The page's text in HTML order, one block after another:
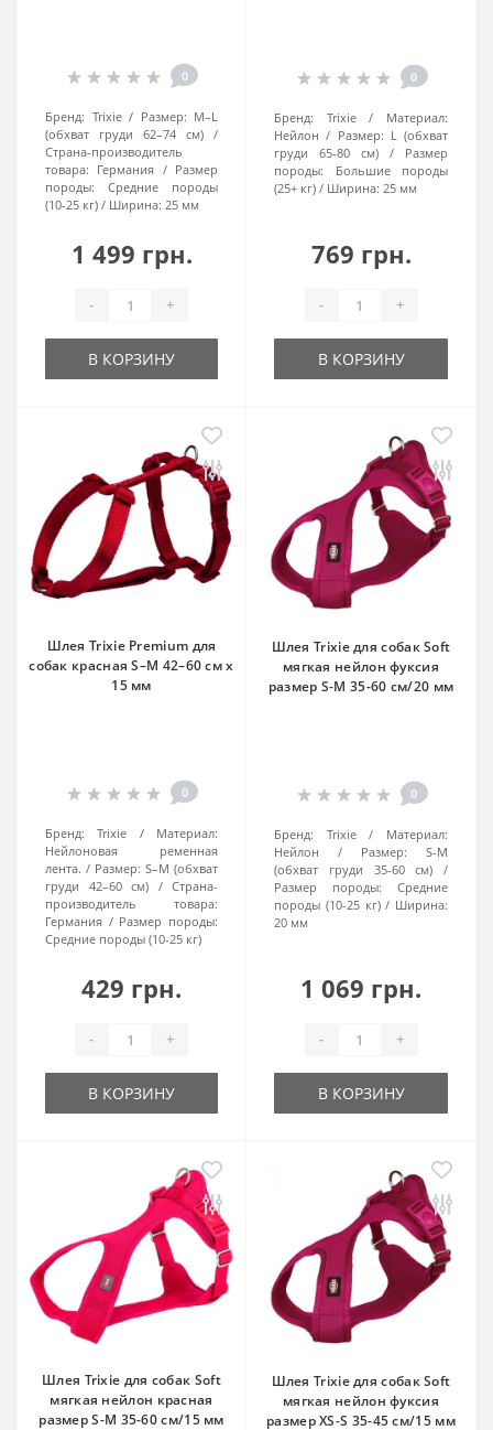
0
Бренд: Trixie Размер: M–L
(обхват груди 62–74 см)
Страна-производитель
товара: Германия
Размер
породы:
Средние породы
(10-25 кг)
Ширина: 25 мм
1 499 грн.
- +
В КОРЗИНУ
0
Бренд: Trixie
Материал:
Нейлон
Размер: L (обхват
груди 65-80 см)
Размер
породы:
Большие породы
(25+ кг)
Ширина: 25 мм
769 грн.
- +
В КОРЗИНУ
Шлея Trixie Premium для
собак красная S–M 42–60 см х
15 мм
0
Бренд: Trixie
Материал:
Нейлоновая ременная
лента.
Размер: S–M (обхват
груди 42–60 см)
Страна-
производитель товара:
Германия
Размер породы:
Средние породы (10-25 кг)
429 грн.
- +
В КОРЗИНУ
Шлея Trixie для собак Soft
мягкая нейлон фуксия
размер S-M 35-60 см/20 мм
0
Бренд: Trixie
Материал:
Нейлон
Размер:
S-M
(обхват груди 35-60 см)
Размер породы:
Средние
породы (10-25 кг)
Ширина:
20 мм
1 069 грн.
- +
В КОРЗИНУ
Шлея Trixie для собак Soft
мягкая нейлон красная
размер S-M 35-60 см/15 мм
Шлея Trixie для собак Soft
мягкая нейлон фуксия
размер XS-S 35-45 см/15 мм